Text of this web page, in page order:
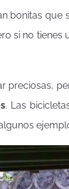
bonitas que
si no tienes
preciosas,
. Las